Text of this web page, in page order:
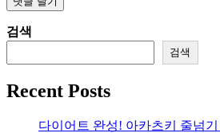
검색
검색
Recent Posts
다이어트 완성! 아카츠키 줄넘